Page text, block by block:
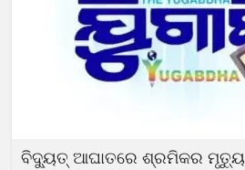
ବିଦ୍ୟୁତ୍‍ ଆଘାତରେ ଶ୍ରମିକର ମୃତ୍ୟୁ